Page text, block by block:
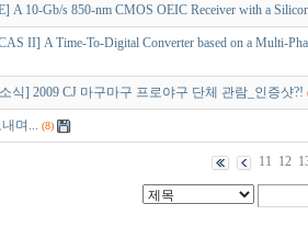
A 10-Gb/s 850-nm CMOS OEIC Receiver with a
II] A Time-To-Digital Converter based on a Multi-
식] 2009 CJ 마구마구 프로야구 단체 관람_인증샷?!
며... (8)
11 12